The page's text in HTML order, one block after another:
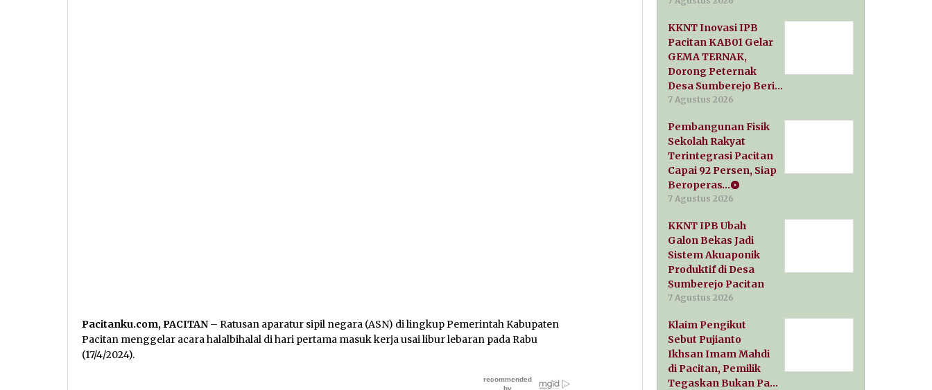
Pacitanku.com, PACITAN – Ratusan aparatur sipil negara (ASN) di lingkup Pemerintah Kabupaten
Pacitan menggelar acara halalbihalal di hari pertama masuk kerja usai libur lebaran pada Rabu
(17/4/2024).
KKNT Inovasi IPB
Pacitan KAB01 Gelar
GEMA TERNAK,
Dorong Peternak
Desa Sumberejo Beri…
7 Agustus 2026
Pembangunan Fisik
Sekolah Rakyat
Terintegrasi Pacitan
Capai 92 Persen, Siap
Beroperas…
7 Agustus 2026
KKNT IPB Ubah
Galon Bekas Jadi
Sistem Akuaponik
Produktif di Desa
Sumberejo Pacitan
7 Agustus 2026
Klaim Pengikut
Sebut Pujianto
Ikhsan Imam Mahdi
di Pacitan, Pemilik
Tegaskan Bukan Pa…